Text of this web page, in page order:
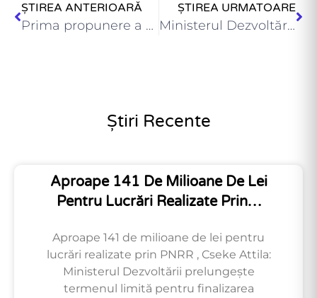
ȘTIREA ANTERIOARĂ
Prima propunere a Ministerului Dezvoltării pentru reducerea costurilor administrative ,…
ȘTIREA URMATOARE
Ministerul Dezvoltării vine în sprijinul a 66 de teatre, opere…
Știri Recente
Aproape 141 De Milioane De Lei
Pentru Lucrări Realizate Prin…
Aproape 141 de milioane de lei pentru
lucrări realizate prin PNRR , Cseke Attila:
Ministerul Dezvoltării prelungește
termenul limită pentru finalizarea